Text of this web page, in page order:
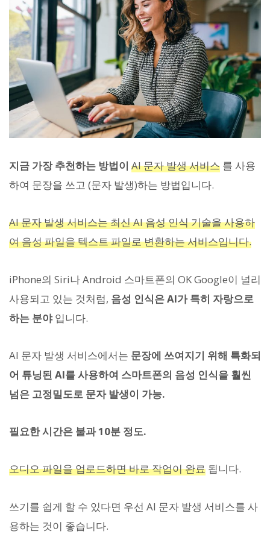
지금 가장 추천하는 방법이 AI 문자 발생 서비스 를 사용
하여 문장을 쓰고 (문자 발생)하는 방법입니다.
AI 문자 발생 서비스는 최신 AI 음성 인식 기술을 사용하
여 음성 파일을 텍스트 파일로 변환하는 서비스입니다.
iPhone의 Siri나 Android 스마트폰의 OK Google이 널리
사용되고 있는 것처럼, 음성 인식은 AI가 특히 자랑으로
하는 분야입니다.
AI 문자 발생 서비스에서는 문장에 쓰여지기 위해 특화되
어 튜닝된 AI를 사용하여 스마트폰의 음성 인식을 훨씬
넘은 고정밀도로 문자 발생이 가능.
필요한 시간은 불과 10분 정도.
오디오 파일을 업로드하면 바로 작업이 완료 됩니다.
쓰기를 쉽게 할 수 있다면 우선 AI 문자 발생 서비스를 사
용하는 것이 좋습니다.